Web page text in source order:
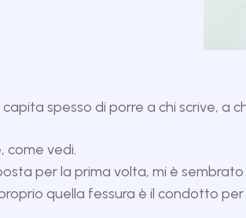
capita spesso di porre a chi scrive,
come vedi.
per la prima volta, mi è
quella fessura è il condotto